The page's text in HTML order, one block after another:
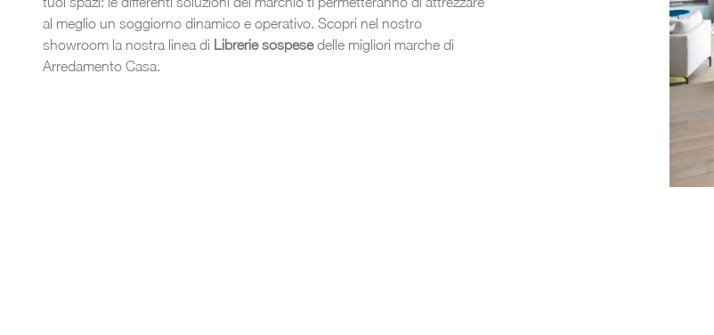
al meglio un soggiorno dinamico e operativo. Scopri nel nostro
showroom la nostra linea di Librerie sospesedelle migliori marche di
Arredamento Casa.